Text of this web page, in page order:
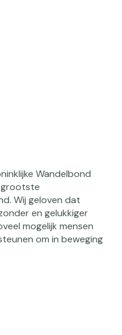
Wandelbond
grootste
Wij geloven dat
en gelukkiger
mogelijk mensen
om in beweging